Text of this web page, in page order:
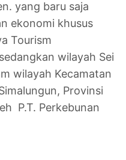
yang baru saja
ekonomi khusus
Tourism
wilayah Sei
wilayah Kecamatan
Provinsi
P.T. Perkebunan